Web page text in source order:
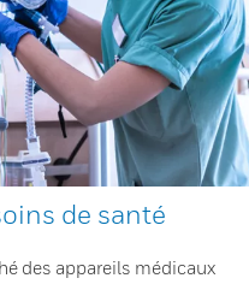
de santé
des appareils médicaux